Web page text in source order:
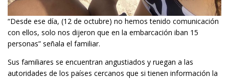
“Desde ese día, (12 de octubre) no hemos tenido comunicación
con ellos, solo nos dijeron que en la embarcación iban 15
personas” señala el familiar.
Sus familiares se encuentran angustiados y ruegan a las
autoridades de los países cercanos que si tienen información la